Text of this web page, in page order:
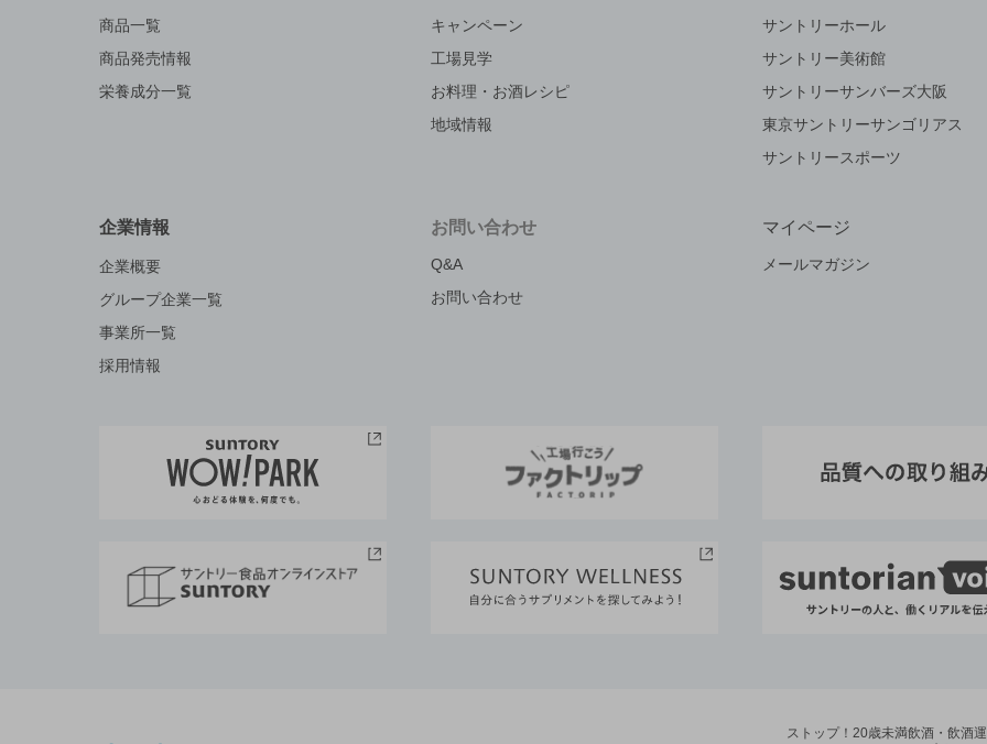
商品一覧
商品発売情報
栄養成分一覧
キャンペーン
工場見学
お料理・お酒レシピ
地域情報
サントリーホール
サントリー美術館
サントリーサンバーズ大阪
東京サントリーサンゴリアス
サントリースポーツ
企業情報
企業概要
グループ企業一覧
事業所一覧
採用情報
お問い合わせ
Q&A
お問い合わせ
マイページ
メールマガジン
ストップ！20歳未満飲酒・飲酒運